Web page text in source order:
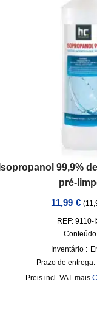
Isopropanol 99,9%
pré-
11,99 € (
REF: 9110-
Inventário :
Prazo de entrega:
incl. VAT mais